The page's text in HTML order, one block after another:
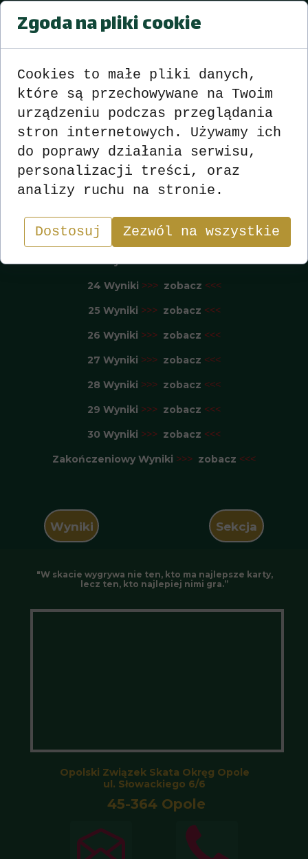
Wyniki Sekcja
13 Wyniki zobacz
16 Wyniki zobacz
17 Wyniki>>>zobacz <<<
18 Wyniki>>>zobacz <<<
19 Wyniki zobacz
20 Wyniki>>>zobacz <<<
22 Wyniki>>>zobacz <<<
23 Wyniki zobacz
24 Wyniki >>> zobacz <<<
25 Wyniki >>> zobacz <<<
26 Wyniki >>> zobacz <<<
27 Wyniki >>> zobacz <<<
28 Wyniki >>> zobacz <<<
29 Wyniki >>> zobacz <<<
30 Wyniki >>> zobacz <<<
Zakończeniowy Wyniki >>> zobacz <<<
"W skacie wygrywa nie ten, kto ma najlepsze karty,
lecz ten, kto najlepiej nimi gra.”
Opolski Związek Skata Okręg Opole
ul. Słowackiego 6/6
45-364 Opole
Zgoda na pliki cookie
Cookies to małe pliki danych,
które są przechowywane na Twoim
urządzeniu podczas przeglądania
stron internetowych. Używamy ich
do poprawy działania serwisu,
personalizacji treści, oraz
analizy ruchu na stronie.
Dostosuj Zezwól na wszystkie